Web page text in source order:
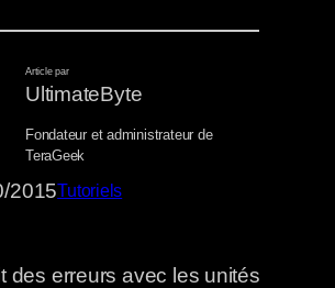
Article par
UltimateByte
Fondateur et administrateur de
TeraGeek
2015Tutoriels
des erreurs avec les unités